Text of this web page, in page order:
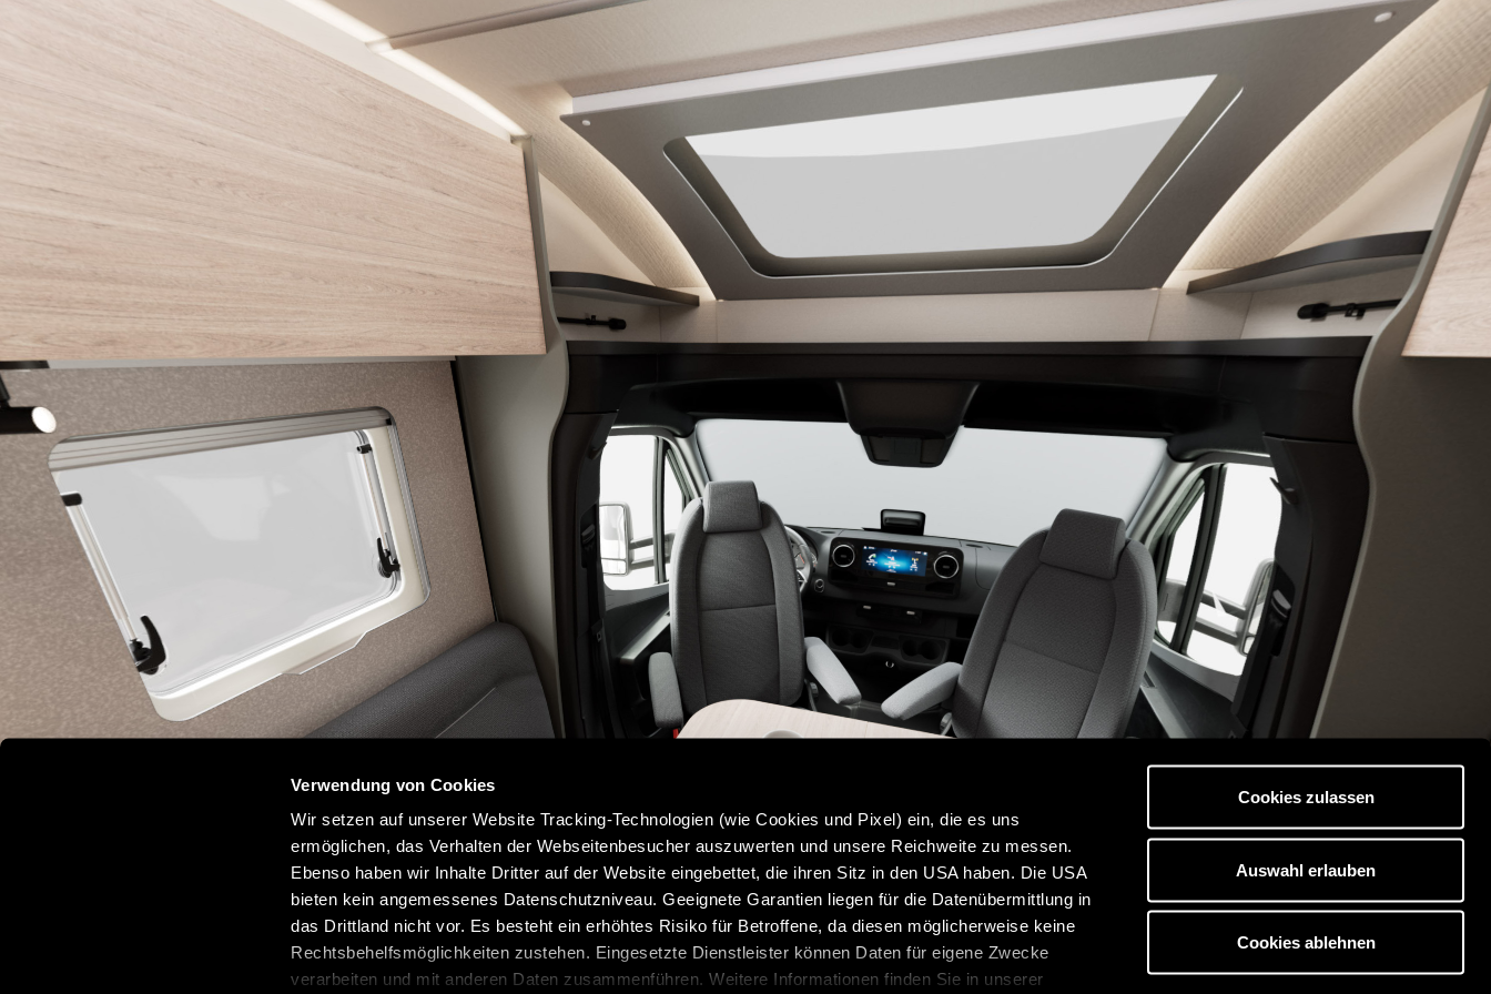
Verwendung von Cookies
Wir setzen auf unserer Website Tracking-Technologien (wie Cookies und Pixel) ein, die es uns
ermöglichen, das Verhalten der Webseitenbesucher auszuwerten und unsere Reichweite zu messen.
Ebenso haben wir Inhalte Dritter auf der Website eingebettet, die ihren Sitz in den USA haben. Die USA
bieten kein angemessenes Datenschutzniveau. Geeignete Garantien liegen für die Datenübermittlung in
das Drittland nicht vor. Es besteht ein erhöhtes Risiko für Betroffene, da diesen möglicherweise keine
Rechtsbehelfsmöglichkeiten zustehen. Eingesetzte Dienstleister können Daten für eigene Zwecke
verarbeiten und mit anderen Daten zusammenführen. Weitere Informationen finden Sie in unserer
Cookies zulassen
Auswahl erlauben
Cookies ablehnen